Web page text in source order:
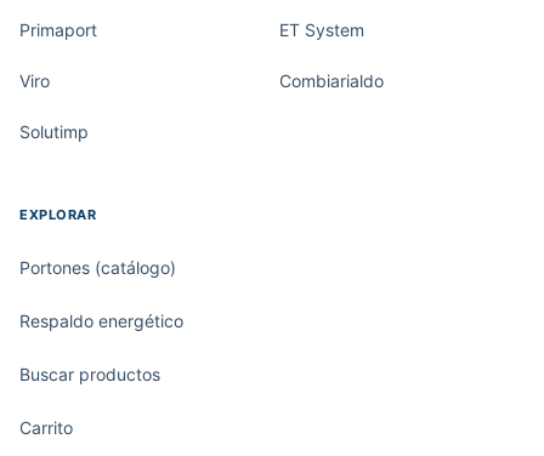
Primaport ET System
Viro Combiarialdo
Solutimp
EXPLORAR
Portones (catálogo)
Respaldo energético
Buscar productos
Carrito